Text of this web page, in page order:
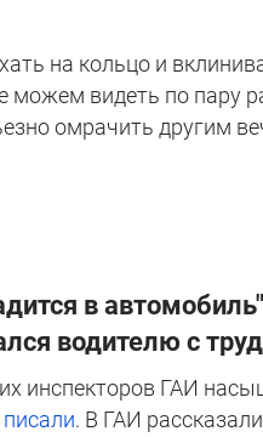
на кольцо и
видеть по пару
омрачить другим
в
водителю с
инспекторов ГАИ
писали. В ГАИ